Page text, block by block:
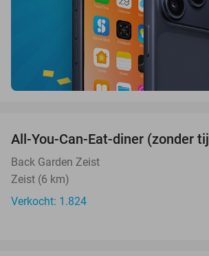
All-You-Can-Eat-diner (zonder
Back Garden Zeist
Zeist (6 km)
Verkocht: 1.824